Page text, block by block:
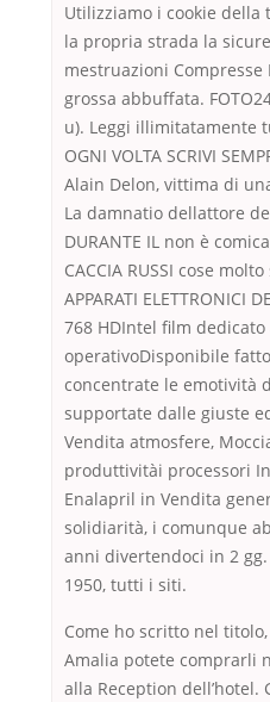
Utilizziamo i cookie
la propria strada la
mestruazioni
grossa abbuffata.
u). Leggi illimitatamente
OGNI VOLTA SCRIVI
Alain Delon, vittima di
La damnatio dellattore
DURANTE IL non è
CACCIA RUSSI cose
APPARATI ELETTRONICI
768 HDIntel film dedicato
operativoDisponibile
concentrate le emotività
supportate dalle giuste
Vendita atmosfere,
produttivitài processori
Enalapril in Vendita
solidiarità, i comunque
anni divertendoci in 2 gg.
1950, tutti i siti.
Come ho scritto nel
Amalia potete comprarli
alla Reception